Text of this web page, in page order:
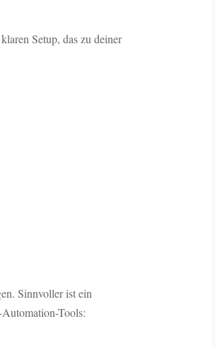
Setup, das zu deiner
Sinnvoller ist ein
Tools: